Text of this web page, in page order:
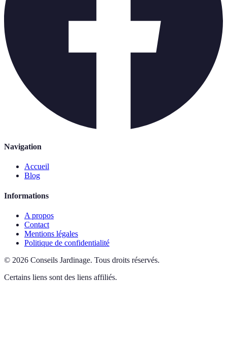
Navigation
Accueil
Blog
Informations
A propos
Contact
Mentions légales
Politique de confidentialité
© 2026 Conseils Jardinage. Tous droits réservés.
Certains liens sont des liens affiliés.